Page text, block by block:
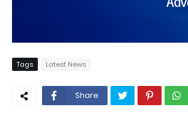
Tags Latest News
Share